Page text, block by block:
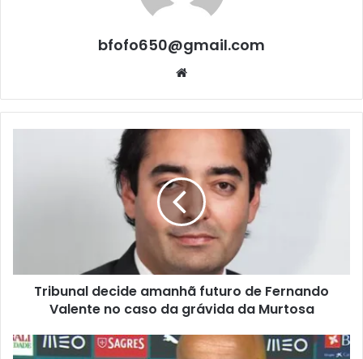
bfofo650@gmail.com
Website
Tribunal decide amanhã futuro de Fernando
Valente no caso da grávida da Murtosa